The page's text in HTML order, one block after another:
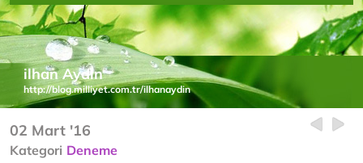
ilhan Aydın
http://blog.milliyet.com.tr/ilhanaydin
02 Mart '16
Kategori Deneme